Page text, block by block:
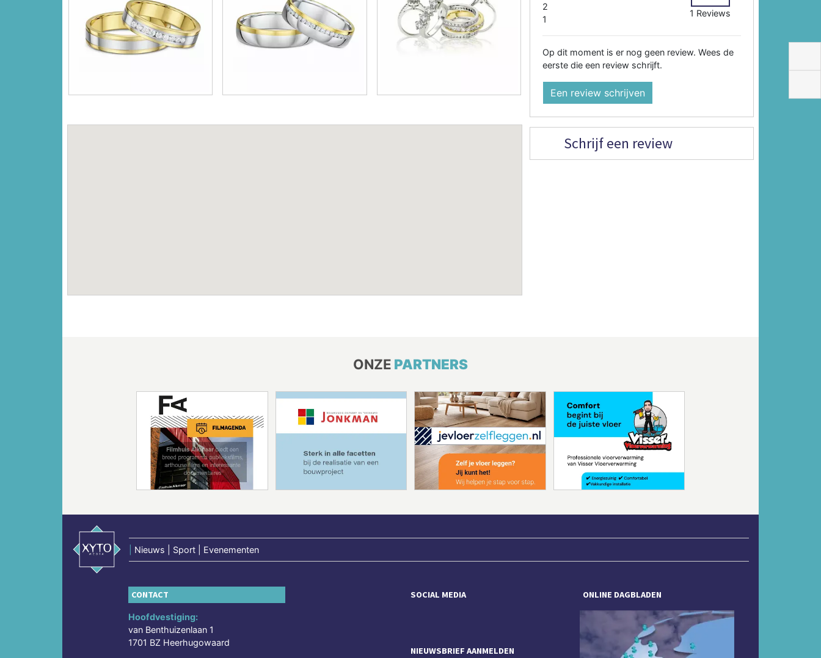
2
1
1 Reviews
Op dit moment is er nog geen review. Wees de
eerste die een review schrijft.
Een review schrijven
Schrijf een review
ONZE PARTNERS
Nieuws | Sport | Evenementen
CONTACT
Hoofdvestiging:
van Benthuizenlaan 1
1701 BZ Heerhugowaard
SOCIAL MEDIA
NIEUWSBRIEF AANMELDEN
ONLINE DAGBLADEN